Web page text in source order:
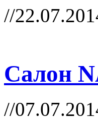
//
Салон
//